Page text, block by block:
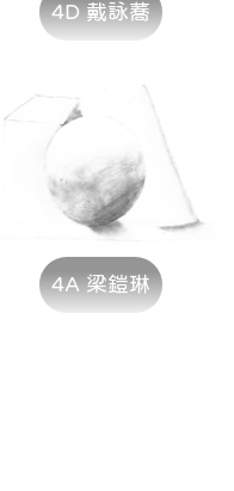
4D 戴詠蕎
4A 梁鎧琳